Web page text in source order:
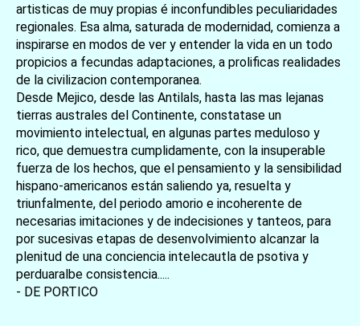
artisticas de muy propias é inconfundibles peculiaridades
regionales. Esa alma, saturada de modernidad, comienza a
inspirarse en modos de ver y entender la vida en un todo
propicios a fecundas adaptaciones, a prolificas realidades
de la civilizacion contemporanea.
Desde Mejico, desde las Antilals, hasta las mas lejanas
tierras australes del Continente, constatase un
movimiento intelectual, en algunas partes meduloso y
rico, que demuestra cumplidamente, con la insuperable
fuerza de los hechos, que el pensamiento y la sensibilidad
hispano-americanos están saliendo ya, resuelta y
triunfalmente, del periodo amorio e incoherente de
necesarias imitaciones y de indecisiones y tanteos, para
por sucesivas etapas de desenvolvimiento alcanzar la
plenitud de una conciencia intelecautla de psotiva y
perduaralbe consistencia.....
- DE PORTICO